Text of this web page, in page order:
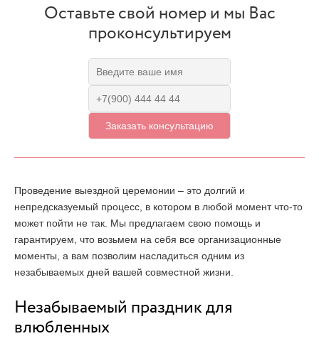
Оставьте свой номер и мы Вас
проконсультируем
Проведение выездной церемонии – это долгий и
непредсказуемый процесс, в котором в любой момент что-то
может пойти не так. Мы предлагаем свою помощь и
гарантируем, что возьмем на себя все организационные
моменты, а вам позволим насладиться одним из
незабываемых дней вашей совместной жизни.
Незабываемый праздник для
влюбленных